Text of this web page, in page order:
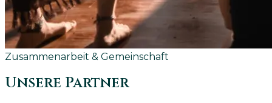
Zusammenarbeit & Gemeinschaft
Unsere Partner